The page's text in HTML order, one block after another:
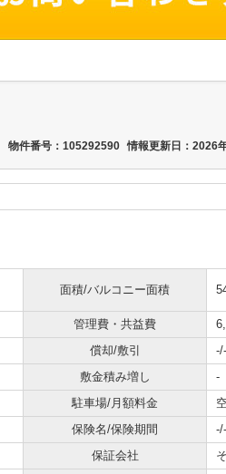
物件番号：105292590 情報更新日：2026
面積/バルコニー面積
管理費・共益費
償却/敷引
-/-
敷金積み増し
-
駐車場/月額料金
保険名/保険期間
-/-
保証会社